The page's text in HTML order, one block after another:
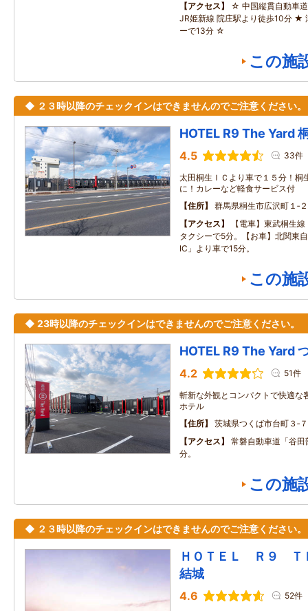
アクセス
☆ 中国縦貫自動車
JR姫新線 院庄駅より徒歩10分 ★
ーで13分 ☆
この施
◆ ２３時以降のチェックインはできませんのでご注意ください。
HOTEL R9 The Yard
4.5 33件
太田桐生ＩＣより車で１５分！桐
に！カレーなど軽食サービス付
住所
群馬県桐生市広沢町１‐
アクセス
【電車】東武桐生
タクシーで5分。【お車】北関東
IC」より車で15分。
この施
◆ 23時以降のチェックインはできませんのでご注意ください。
HOTEL R9 The Yard
4.2 51件
斬新な外観とコンパクトで快適な
ホテル
住所
茨城県つくば市台町３‐
アクセス
常磐自動車道「谷
分。
この施
◆ ２３時以降のチェックインはできませんのでご注意ください。
ＨＯＴＥＬ Ｒ９
結城
4.6 52件